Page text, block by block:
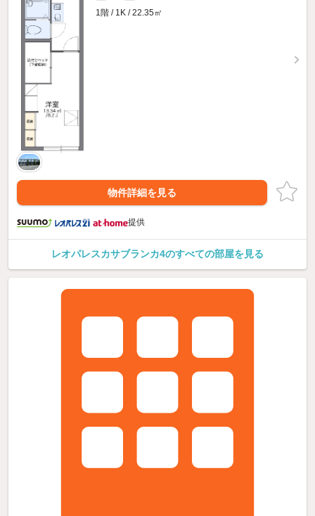
1階 / 1K / 22.35㎡
物件詳細を見る
提供
レオパレスカサブランカ4のすべての部屋を見る